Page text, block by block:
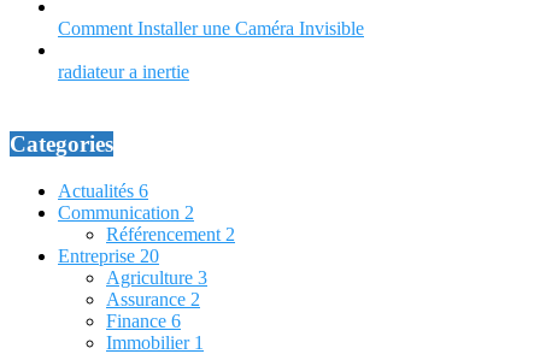
Comment Installer une Caméra Invisible
radiateur a inertie
Categories
Actualités 6
Communication 2
Référencement 2
Entreprise 20
Agriculture 3
Assurance 2
Finance 6
Immobilier 1